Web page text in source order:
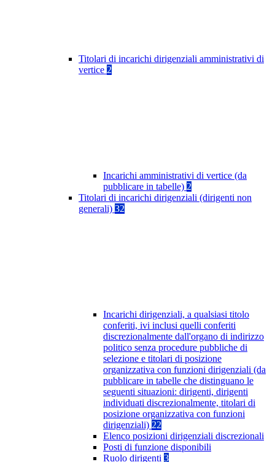
Titolari di incarichi dirigenziali amministrativi di
vertice 2
Incarichi amministrativi di vertice (da
pubblicare in tabelle) 2
Titolari di incarichi dirigenziali (dirigenti non
generali) 32
Incarichi dirigenziali, a qualsiasi titolo
conferiti, ivi inclusi quelli conferiti
discrezionalmente dall'organo di indirizzo
politico senza procedure pubbliche di
selezione e titolari di posizione
organizzativa con funzioni dirigenziali (da
pubblicare in tabelle che distinguano le
seguenti situazioni: dirigenti, dirigenti
individuati discrezionalmente, titolari di
posizione organizzativa con funzioni
dirigenziali) 22
Elenco posizioni dirigenziali discrezionali
Posti di funzione disponibili
Ruolo dirigenti 3